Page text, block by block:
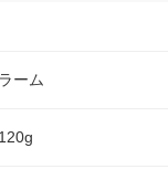
ーム